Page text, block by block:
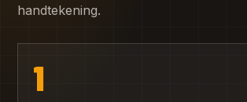
handtekening.
1